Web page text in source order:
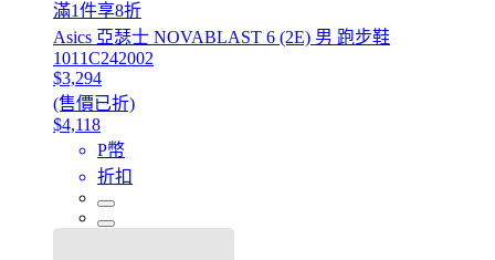
滿1件享8折
Asics 亞瑟士 NOVABLAST 6 (2E) 男 跑步鞋
1011C242002
$3,294
(售價已折)
$4,118
P幣
折扣